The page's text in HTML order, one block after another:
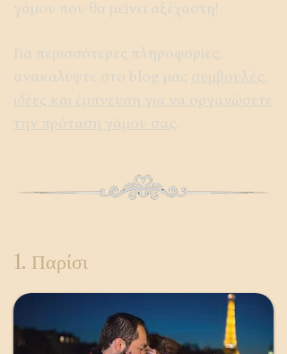
γάμου που θα μείνει αξέχαστη!
Για περισσότερες πληροφορίες,
ανακαλύψτε στο blog μας συμβουλές,
ιδέες και έμπνευση για να οργανώσετε
την πρόταση γάμου σας
1. Παρίσι